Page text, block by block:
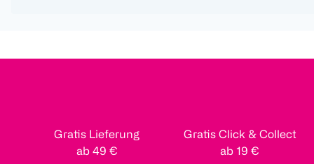
Gratis Lieferung
ab 49 €
Gratis Click & Collect
ab 19 €